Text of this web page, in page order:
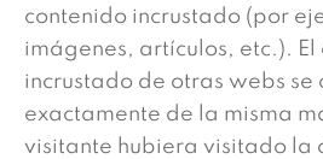
contenido incrustado (por
imágenes, artículos, etc.). El
incrustado de otras webs se
exactamente de la misma
visitante hubiera visitado la